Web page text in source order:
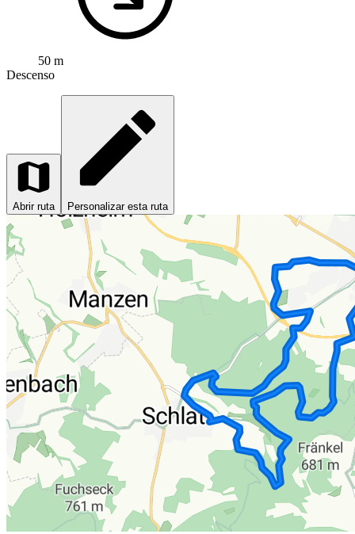
50 m
Descenso
Abrir ruta Personalizar esta ruta